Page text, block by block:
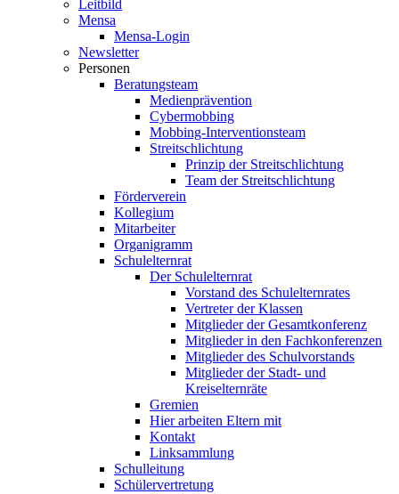
Leitbild
Mensa
Mensa-Login
Newsletter
Personen
Beratungsteam
Medienprävention
Cybermobbing
Mobbing-Interventionsteam
Streitschlichtung
Prinzip der Streitschlichtung
Team der Streitschlichtung
Förderverein
Kollegium
Mitarbeiter
Organigramm
Schulelternrat
Der Schulelternrat
Vorstand des Schulelternrates
Vertreter der Klassen
Mitglieder der Gesamtkonferenz
Mitglieder in den Fachkonferenzen
Mitglieder des Schulvorstands
Mitglieder der Stadt- und
Kreiselternräte
Gremien
Hier arbeiten Eltern mit
Kontakt
Linksammlung
Schulleitung
Schülervertretung